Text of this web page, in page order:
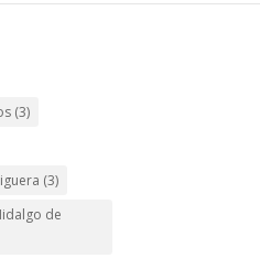
(3)
(3)
de